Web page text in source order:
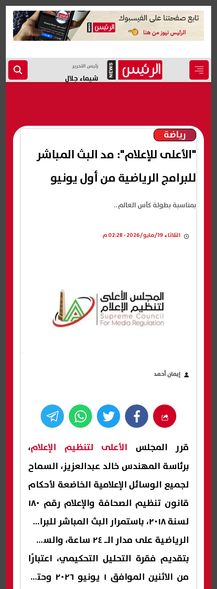
رئيس التحرير
شيماء جلال
رياضة
بمناسبة بطولة كأس العالم..
"الأعلى للإعلام": مد البث المباشر
للبرامج الرياضية من أول يونيو
الثلاثاء 19/مايو/2026 - 02:28 م
إيمان أحمد
قرر المجلس الأعلى لتنظيم الإعلام،
برئاسة المهندس خالد عبدالعزيز، السماح
لجميع الوسائل الإعلامية الخاضعة لأحكام
قانون تنظيم الصحافة والإعلام رقم ١٨٠
لسنة ٢٠١٨، باستمرار البث المباشر للبرامج
الرياضية على مدار الـ ٢٤ ساعة، والسماح
بتقديم فقرة التحليل التحكيمي، اعتبارًا
من الاثنين الموافق ١ يونيو ٢٠٢٦ وحتى